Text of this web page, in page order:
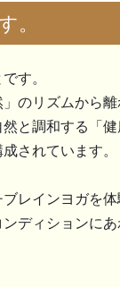
。
す。
のリズムから離
と調和する「
されています。
レインヨガを
ディションに